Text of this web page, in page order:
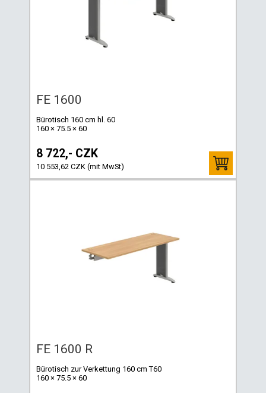
FE 1600
Bürotisch 160 cm hl. 60
160 × 75.5 × 60
8 722,- CZK
10 553,62 CZK (mit MwSt)
FE 1600 R
Bürotisch zur Verkettung 160 cm T60
160 × 75.5 × 60